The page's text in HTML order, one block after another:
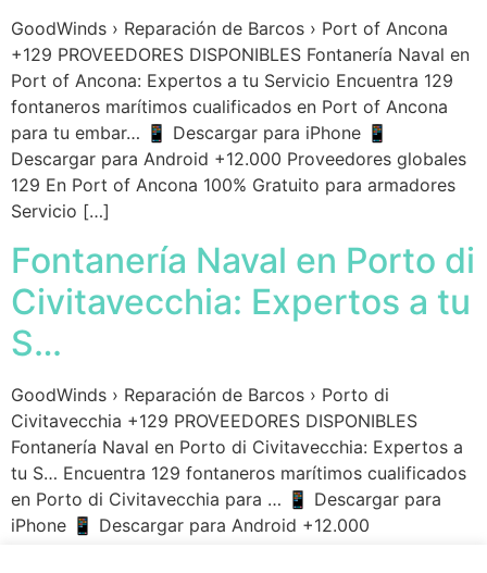
GoodWinds › Reparación de Barcos › Port of Ancona
+129 PROVEEDORES DISPONIBLES Fontanería Naval en
Port of Ancona: Expertos a tu Servicio Encuentra 129
fontaneros marítimos cualificados en Port of Ancona
para tu embar… 📱 Descargar para iPhone 📱
Descargar para Android +12.000 Proveedores globales
129 En Port of Ancona 100% Gratuito para armadores
Servicio […]
Fontanería Naval en Porto di
Civitavecchia: Expertos a tu
S…
GoodWinds › Reparación de Barcos › Porto di
Civitavecchia +129 PROVEEDORES DISPONIBLES
Fontanería Naval en Porto di Civitavecchia: Expertos a
tu S… Encuentra 129 fontaneros marítimos cualificados
en Porto di Civitavecchia para … 📱 Descargar para
iPhone 📱 Descargar para Android +12.000